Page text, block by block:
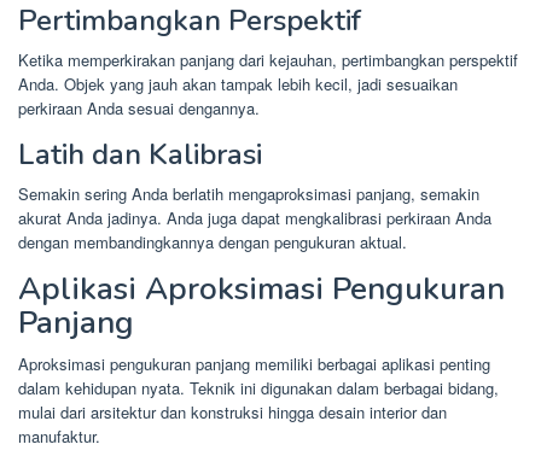
Pertimbangkan Perspektif
Ketika memperkirakan panjang dari kejauhan, pertimbangkan perspektif
Anda. Objek yang jauh akan tampak lebih kecil, jadi sesuaikan
perkiraan Anda sesuai dengannya.
Latih dan Kalibrasi
Semakin sering Anda berlatih mengaproksimasi panjang, semakin
akurat Anda jadinya. Anda juga dapat mengkalibrasi perkiraan Anda
dengan membandingkannya dengan pengukuran aktual.
Aplikasi Aproksimasi Pengukuran
Panjang
Aproksimasi pengukuran panjang memiliki berbagai aplikasi penting
dalam kehidupan nyata. Teknik ini digunakan dalam berbagai bidang,
mulai dari arsitektur dan konstruksi hingga desain interior dan
manufaktur.